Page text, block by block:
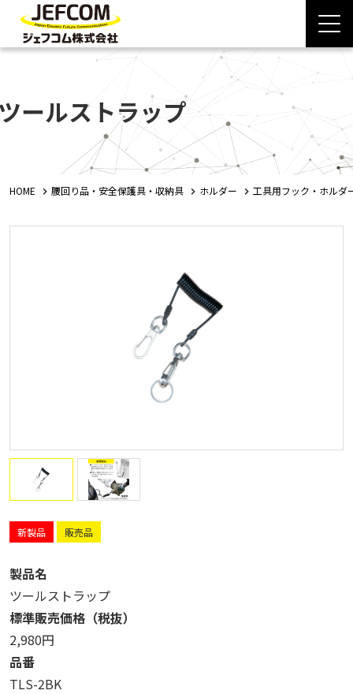
ールストラップ
HOME 腰回り品・安全保護具・収納具 ホルダー 工具用フック・ホルダ
新製品 販売品
製品名
ツールストラップ
標準販売価格（税抜）
2,980円
品番
TLS-2BK